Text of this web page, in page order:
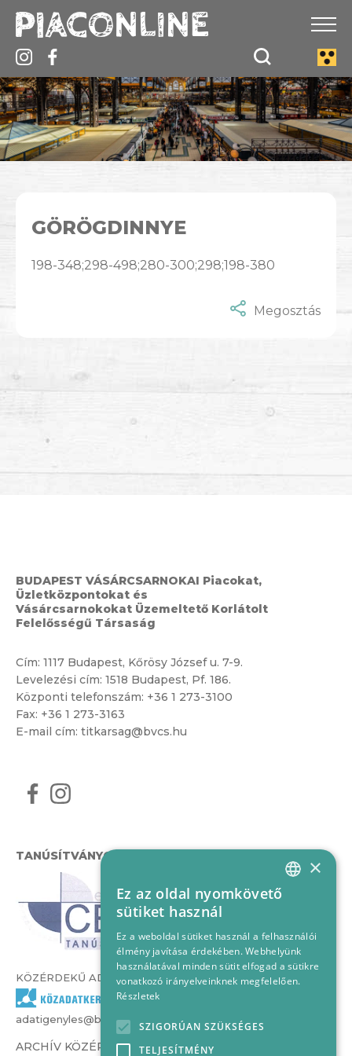
GÖRÖGDINNYE
198-348;298-498;280-300;298;198-380
Megosztás
BUDAPEST VÁSÁRCSARNOKAI Piacokat,
Üzletközpontokat és
Vásárcsarnokokat Üzemeltető Korlátolt
Felelősségű Társaság
Cím: 1117 Budapest, Kőrösy József u. 7-9.
Levelezési cím: 1518 Budapest, Pf. 186.
Központi telefonszám: +36 1 273-3100
Fax: +36 1 273-3163
E-mail cím: titkarsag@bvcs.hu
TANÚSÍTVÁNYOK
KÖZÉRDEKŰ ADATOK
adatigenyles@bvcs.hu
ARCHÍV KÖZÉRDEKŰ ADATOK –
HUNGARIAN
×
Ez az oldal nyomkövető
sütiket használ
Ez a weboldal sütiket használ a felhasználói
élmény javítása érdekében. Webhelyünk
használatával minden sütit elfogad a sütikre
vonatkozó irányelveinknek megfelelően.
Részletek
SZIGORÚAN SZÜKSÉGES
TELJESÍTMÉNY